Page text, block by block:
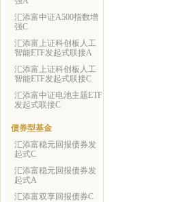
汇添富中证A500指数增
强C
汇添富上证科创板人工
智能ETF发起式联接A
汇添富上证科创板人工
智能ETF发起式联接C
汇添富中证电池主题ETF
发起式联接C
债券型基金
汇添富稳元回报债券发
起式C
汇添富稳元回报债券发
起式A
汇添富双享回报债券C